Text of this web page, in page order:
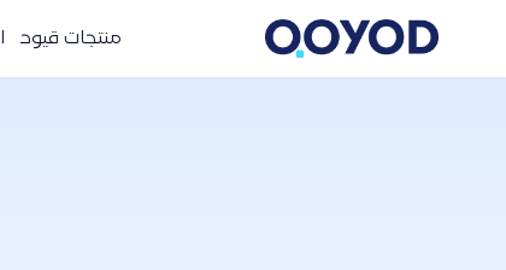
منتجات قيود